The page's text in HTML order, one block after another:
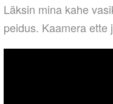
Läksin mina kahe
peidus. Kaamera